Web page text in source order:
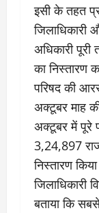
इसी के तहत
जिलाधिकारी
अधिकारी पूरी
का निस्तारण
परिषद की
अक्टूबर माह
अक्टूबर में पूरे
3,24,897
निस्तारण
जिलाधिकारी
बताया कि